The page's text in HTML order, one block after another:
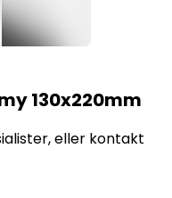
130x220mm
eller kontakt